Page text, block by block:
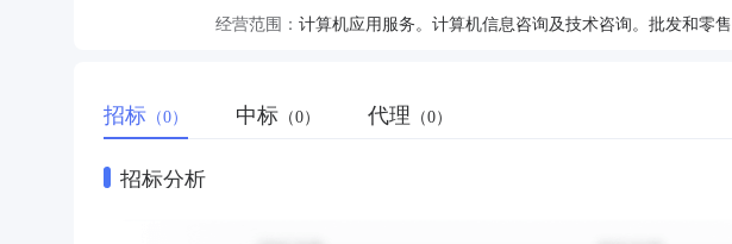
经营范围： 计算机应用服务。计算机信息咨询及技术咨询。批发和零
招标 （0） 中标 （0） 代理 （0）
招标分析